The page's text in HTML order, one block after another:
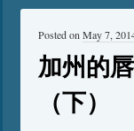
加州的
（下）
Posted on May 7,